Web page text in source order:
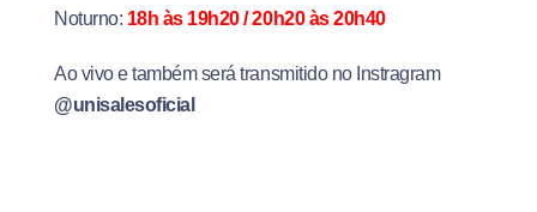
Noturno: 18h às 19h20 / 20h20 às 20h40
Ao vivo e também será transmitido no Instragram
@unisalesoficial